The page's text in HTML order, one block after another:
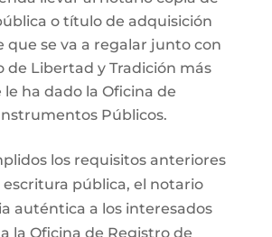
o título de adquisición
que se va a regalar junto con
de Libertad y Tradición más
ha dado la Oficina de
Públicos.
los requisitos anteriores
escritura pública, el notario
auténtica a los interesados
la Oficina de Registro de